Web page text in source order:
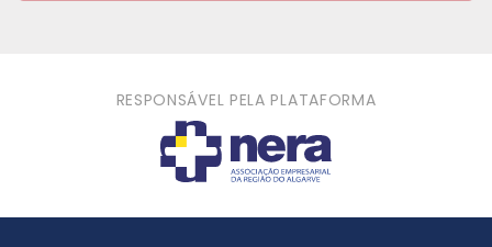
RESPONSÁVEL PELA PLATAFORMA